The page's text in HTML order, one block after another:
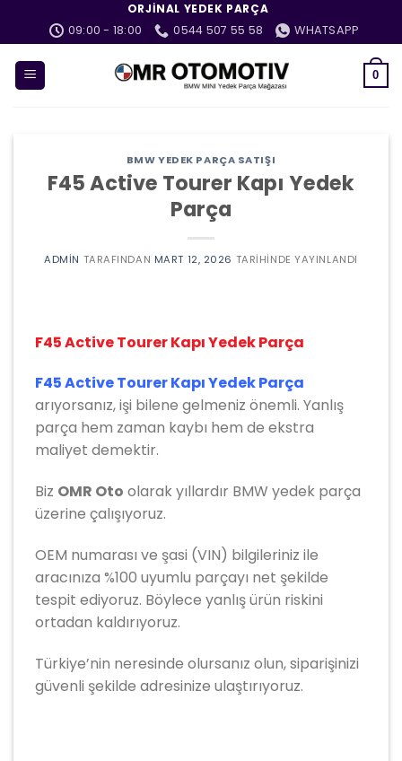
ORJINAL YEDEK PARÇA
09:00 - 18:00
0544 507 55 58 WHATSAPP
0
BMW YEDEK PARÇA SATIŞI
F45 Active Tourer Kapı Yedek
Parça
ADMIN TARAFINDAN MART 12, 2026 TARIHINDE YAYINLANDI
F45 Active Tourer Kapı Yedek Parça
F45 Active Tourer Kapı Yedek Parça
arıyorsanız, işi bilene gelmeniz önemli. Yanlış
parça hem zaman kaybı hem de ekstra
maliyet demektir.
Biz OMR Oto olarak yıllardır BMW yedek parça
üzerine çalışıyoruz.
OEM numarası ve şasi (VIN) bilgileriniz ile
aracınıza %100 uyumlu parçayı net şekilde
tespit ediyoruz. Böylece yanlış ürün riskini
ortadan kaldırıyoruz.
Türkiye’nin neresinde olursanız olun, siparişinizi
güvenli şekilde adresinize ulaştırıyoruz.